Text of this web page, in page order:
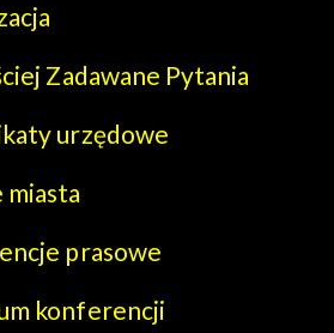
Zadawane Pytania
urzędowe
miasta
prasowe
konferencji